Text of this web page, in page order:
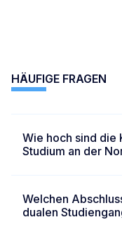
HÄUFIGE FRAGEN
Wie hoch sind die
Studium an der
Welchen
dualen